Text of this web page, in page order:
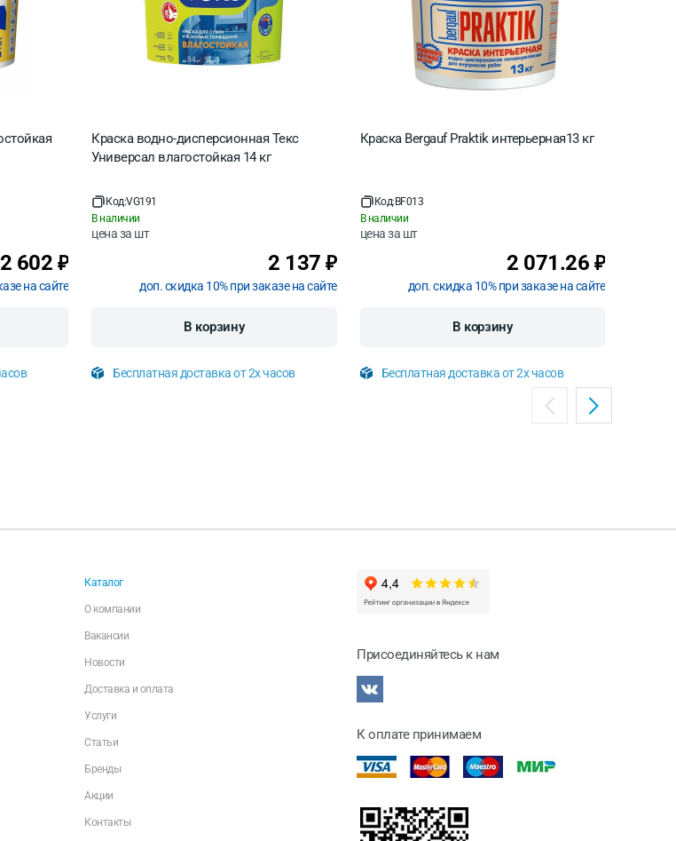
2 602 ₽
на сайте
Краска водно-дисперсионная Текс
Универсал влагостойкая 14 кг
Код:VG191
В наличии
цена за шт
2 137 ₽
доп. скидка 10% при заказе на сайте
В корзину
Бесплатная доставка от 2х часов
Краска Bergauf Praktik интерьерная13 кг
Код:BF013
В наличии
цена за шт
2 071.26 ₽
доп. скидка 10% при заказе на сайте
В корзину
Бесплатная доставка от 2х часов
Каталог
О компании
Вакансии
Новости
Доставка и оплата
Услуги
Статьи
Бренды
Акции
Контакты
Присоединяйтесь к нам
К оплате принимаем